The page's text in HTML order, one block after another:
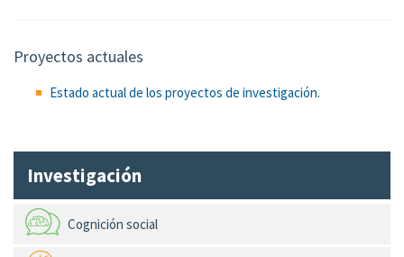
Proyectos actuales
Estado actual de los proyectos de investigación.
Investigación
Cognición social